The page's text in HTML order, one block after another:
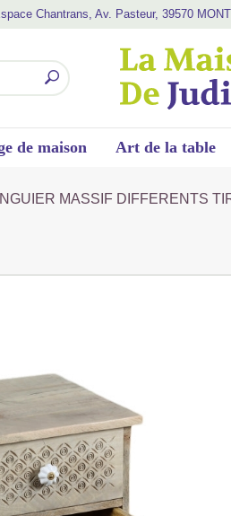
Chantrans, Av. Pasteur, 39570
de maison Art de la table
MASSIF DIFFERENTS